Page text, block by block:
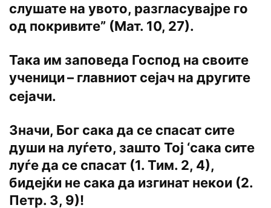
слушате на увото, разгласувајре го
од покривите” (Мат. 10, 27).
Така им заповеда Господ на своите
ученици– главниот сејач на другите
сејачи.
Значи, Бог сака да се спасат сите
души на луѓето, зашто Тој ‘сака сите
луѓе да се спасат (1. Тим. 2, 4),
бидејќи не сака да изгинат некои (2.
Петр. 3, 9)!